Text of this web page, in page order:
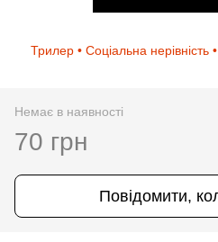
Трилер • Соціальна нерівність
Немає в наявності
70 грн
Повідомити,